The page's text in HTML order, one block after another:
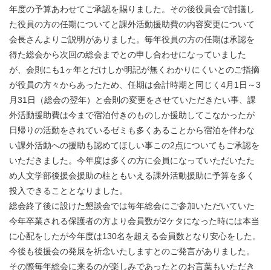
年度の予算あわせてご承認を賜りました。その後役員会で討議し
た役員の方の任期についてと課外活動援助費の内容変更について
会長さんよりご説明がありました。毎年役員の方の任期は承認を
得た総会から次回の総会までとの申し合わせになっていました
が、会則にも1ヶ年とだけしか明記が無くわかりにくいとのご指摘
が役員の方々からあったため、任期は会計時期と同じく4月1日～3
月31日（総会の翌年）と会則の変更をさせていただきたい事、課
外活動援助費は今まで宿泊付きのものしか援助してこなかったが
日帰りの活動をされているゼミも多くあることから宿泊を伴わな
い課外活動への援助も認めてほしい事この2点についてもご承認を
いただきました。今年度は多くの方に会員になっていただいたた
め人文学部後援会援助の柱ともいえる課外活動援助に予算を多く
投入できることとなりました。
総会終了後に設けた懇談会では毎年総会にご参加いただいていた
今年卒業される保護者の方より会員数が2ケタになった時には本当
に心配をしたが今年度は130名を超える会員数となり安心をした。
今後も後援会の発展を祈念いたしますとのご発言がありました。
その際毎年総会に来るのが楽しみであったとのお言葉もいただき